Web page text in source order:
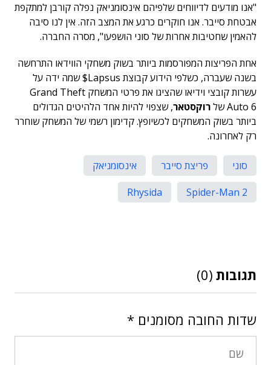
"אנו מודעים לדיווחים שלפיהם אינסומניאק נפלה קורבן למתקפת
אבטחת סייבר. אנו חוקרים כרגע את המצב הזה. אין לנו סיבה
להאמין שחטיבות אחרות של סוני הושפעו", מסרה החברה.
אחת הפריצות המפורסמות ביותר בשוק משחקי הווידאו התרחשה
בשנה שעברה, כשלפי הידוע קבוצת Lapsus$ שמה ידה על
עשרות קובצי וידיאו שהציגו את פרטי המשחק Grand Theft
Auto 6 של
רוקסטאר, שצפוי להיות אחד הלהיטים הגדולים
ביותר בשוק המשחקים לכשיופץ. קדימון רשמי של המשחק שוחרר
רק לאחרונה.
סוני פריצת סייבר
אינסומניאק
Spider-Man 2
Rhysida
תגובות (0)
שדות החובה מסומנים *